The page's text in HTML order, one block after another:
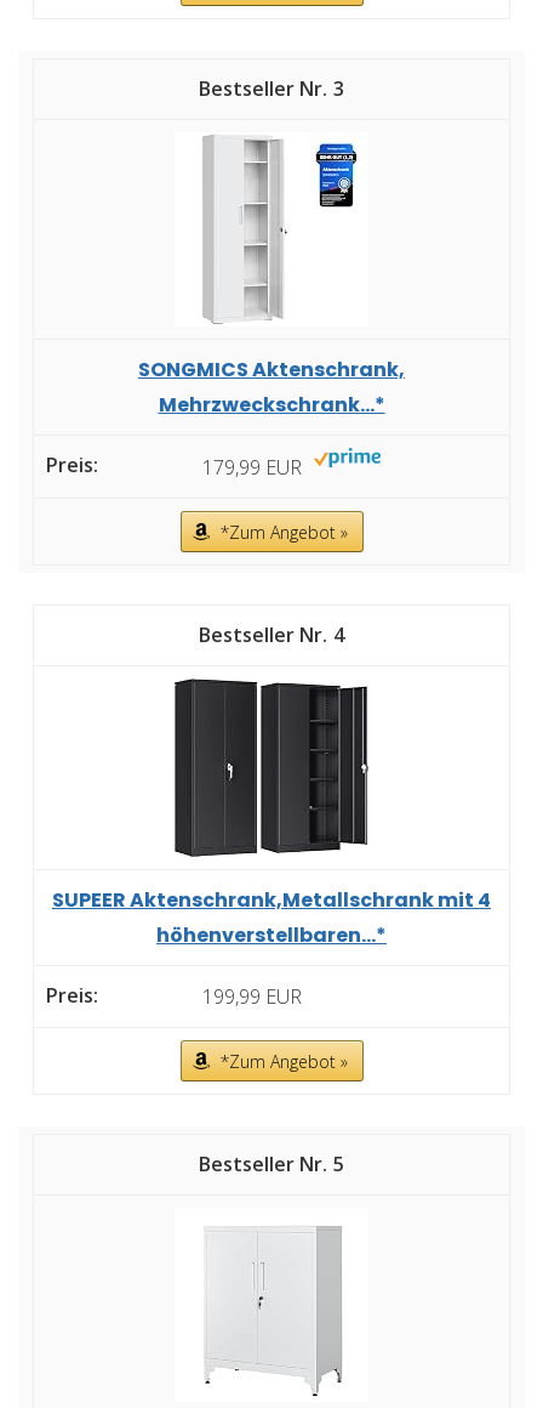
3
SONGMICS Aktenschrank,
Mehrzweckschrank...*
179,99 EUR
*Zum Angebot »
4
SUPEER Aktenschrank,Metallschrank mit 4
höhenverstellbaren...*
199,99 EUR
*Zum Angebot »
5